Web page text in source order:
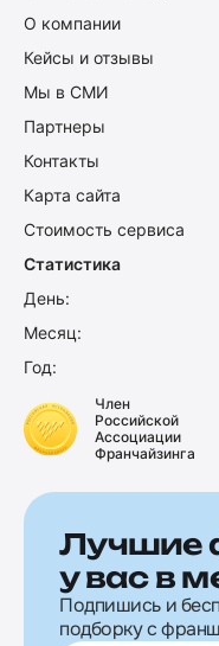
О компании
Кейсы и отзывы
Мы в СМИ
Партнеры
Контакты
Карта сайта
Стоимость сервиса
Статистика
День:
Месяц:
Год:
Член
Российской
Ассоциации
Франчайзинга
Лучшие
у вас в
Подпишись и
подборку с